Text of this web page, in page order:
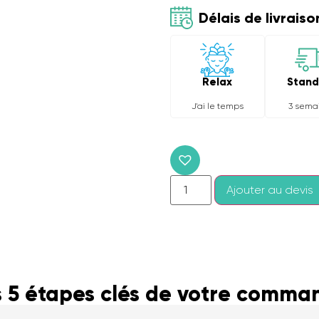
Délais de
Relax
J'ai le temps 3
Ajouter au devis
5 étapes clés de votre
conseils et offres
personnalisent déjà leurs